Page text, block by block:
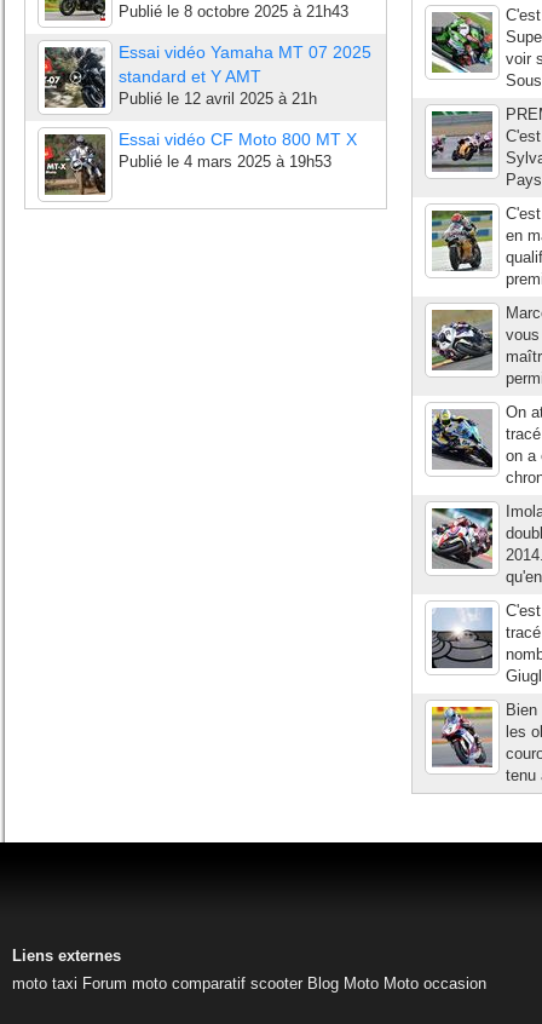
Publié le 8 octobre 2025 à 21h43
Essai vidéo Yamaha MT 07 2025
standard et Y AMT
Publié le 12 avril 2025 à 21h
Essai vidéo CF Moto 800 MT X
Publié le 4 mars 2025 à 19h53
voir
en
On
on a
les
tenu
Liens externes
moto taxi Forum moto comparatif scooter Blog Moto Moto occasion